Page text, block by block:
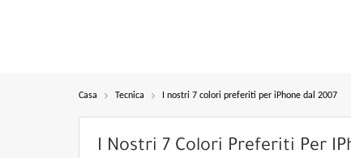
Casa Tecnica I nostri 7 colori preferiti per iPhone dal 2007
I Nostri 7 Colori Preferiti Per